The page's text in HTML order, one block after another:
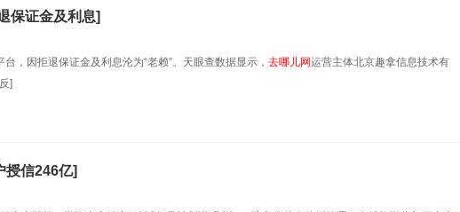
保证金及利息]
，因拒退保证金及利息沦为“老赖”。天眼查数据显示， 去哪儿网运营主体北京趣拿信息技术有
]
授信246亿]